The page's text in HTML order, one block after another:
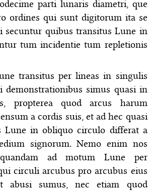
parti lunaris diametri, que
ordines qui sunt digitorum ita se
secuntur quibus transitus Lune in
tum incidentie tum repletionis
transitus per lineas in singulis
simus quasi in
propterea quod arcus harum
a cordis suis, et ad hec quasi
Lune in obliquo circulo differat a
signorum. Nemo enim nos
ad motum Lune per
circuli arcubus pro arcubus eius
abusi sumus, nec etiam quod